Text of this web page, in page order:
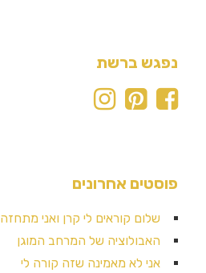
נפגש ברשת
פוסטים אחרונים
שלום קוראים לי קרן ואני מתחזה
האבולוציה של המרחב המוגן
אני לא מאמינה שזה קורה לי